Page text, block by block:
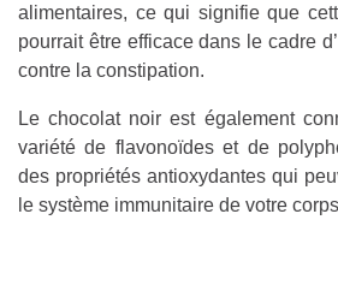
alimentaires, ce qui signifie que
pourrait être efficace dans le cadre
contre la constipation.
Le chocolat noir est également
variété de flavonoïdes et de
des propriétés antioxydantes qui
le système immunitaire de votre